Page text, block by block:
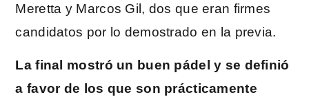
Meretta y Marcos Gil, dos que eran firmes
candidatos por lo demostrado en la previa.
La final mostró un buen pádel y se definió
a favor de los que son prácticamente